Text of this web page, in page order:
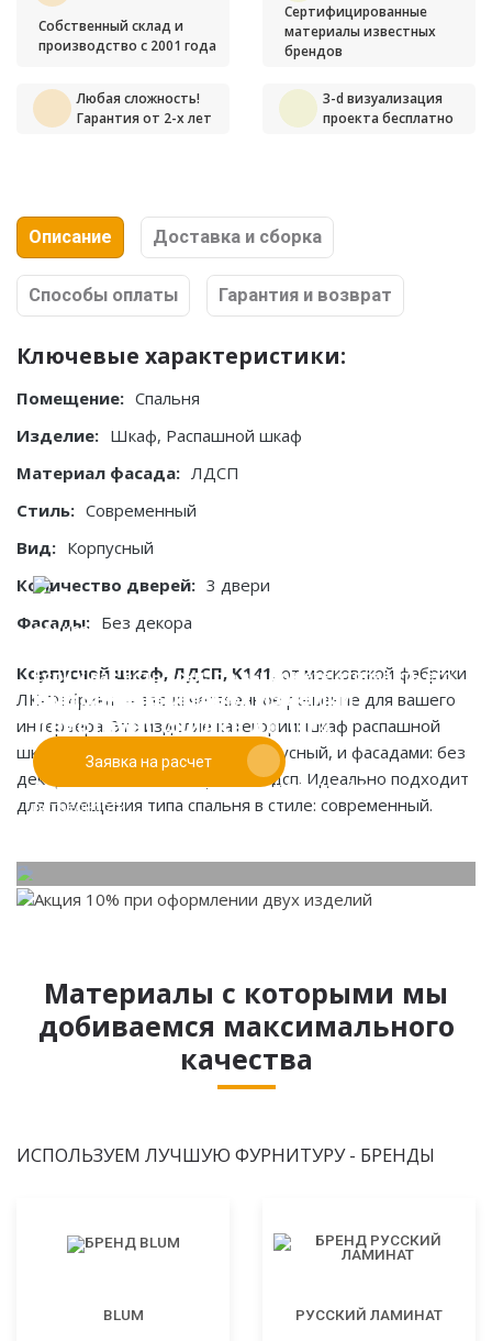
Собственный склад и
производство с 2001 года
Сертифицированные
материалы известных
брендов
Любая сложность!
Гарантия от 2-х лет
3-d визуализация
проекта бесплатно
Описание Доставка и сборка
Способы оплаты Гарантия и возврат
Ключевые характеристики:
Помещение: Спальня
Изделие: Шкаф, Распашной шкаф
Материал фасада: ЛДСП
Стиль: Современный
Вид: Корпусный
Количество дверей: 3 двери
Фасады: Без декора
Корпусной шкаф, ЛДСП, K141, от московской фабрики
ЛК-Фабрика — это качественное решение для вашего
интерьера. Это изделие категории: шкаф распашной
шкаф, с видом конструкции: корпусный, и фасадами: без
декора. Основные материалы: лдсп. Идеально подходит
для помещения типа спальня в стиле: современный.
Если у вас есть эскиз то вы можете отправить его
нам для предварительной оценки
Заявка на расчет
При заказе от двух изделий
действует скидка до 10%
Работаем только по индивидуальным проектам.
Адаптируем лучшие идеи дизайнеров под Ваши
потребности.
Материалы с которыми мы
добиваемся максимального
качества
ИСПОЛЬЗУЕМ ЛУЧШУЮ ФУРНИТУРУ - БРЕНДЫ
BLUM РУССКИЙ ЛАМИНАТ